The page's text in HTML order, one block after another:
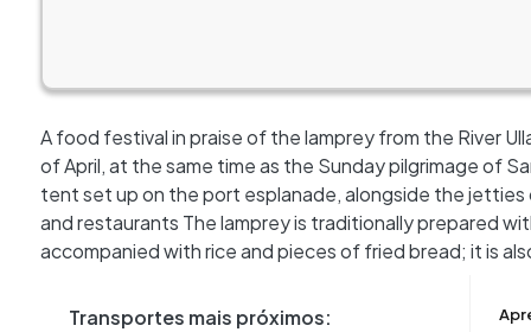
A food festival in praise of the lamprey from the River
of April, at the same time as the Sunday pilgrimage of
tent set up on the port esplanade, alongside the jetties
and restaurants The lamprey is traditionally prepared
accompanied with rice and pieces of fried bread; it is
Transportes mais próximos: